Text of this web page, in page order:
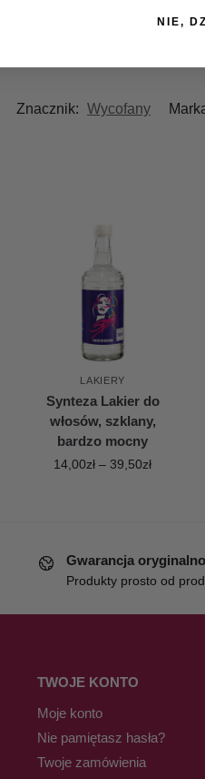
Znacznik: Wycofany
LAKIERY
Synteza Lakier do
włosów, szklany,
bardzo mocny
14,00zł – 39,50zł
Gwarancja
Produkty prosto od
TWOJE KONTO
Moje konto
Nie pamiętasz hasła?
Twoje zamówienia
NIE,